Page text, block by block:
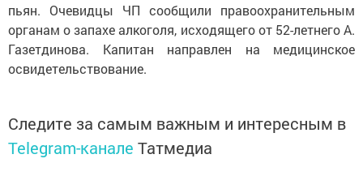
пьян. Очевидцы ЧП сообщили правоохранительным
органам о запахе алкоголя, исходящего от 52-летнего А.
Газетдинова. Капитан направлен на медицинское
освидетельствование.
Следите за самым важным и интересным в
Telegram-канале Татмедиа